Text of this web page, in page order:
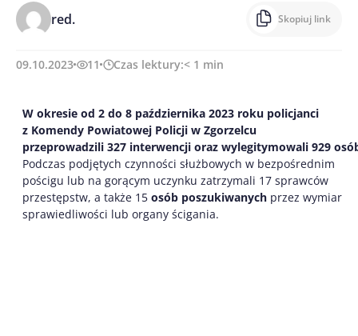
red. Skopiuj link
09.10.2023 11 Czas lektury:< 1 min
W okresie od 2 do 8 października 2023 roku policjanci
z Komendy Powiatowej Policji w Zgorzelcu
przeprowadzili 327 interwencji oraz wylegitymowali 929 os
Podczas podjętych czynności służbowych w bezpośrednim
pościgu lub na gorącym uczynku zatrzymali 17 sprawców
przestępstw, a także 15 osób poszukiwanych przez wymiar
sprawiedliwości lub organy ścigania.